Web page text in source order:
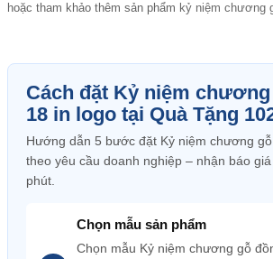
hoặc tham khảo thêm sản phẩm kỷ niệm chương
Cách đặt Kỷ niệm
18 in logo tại Quà Tặng
Hướng dẫn 5 bước đặt Kỷ niệm chương
theo yêu cầu doanh nghiệp – nhận báo
phút.
Chọn mẫu sản phẩm
Chọn mẫu Kỷ niệm chương gỗ